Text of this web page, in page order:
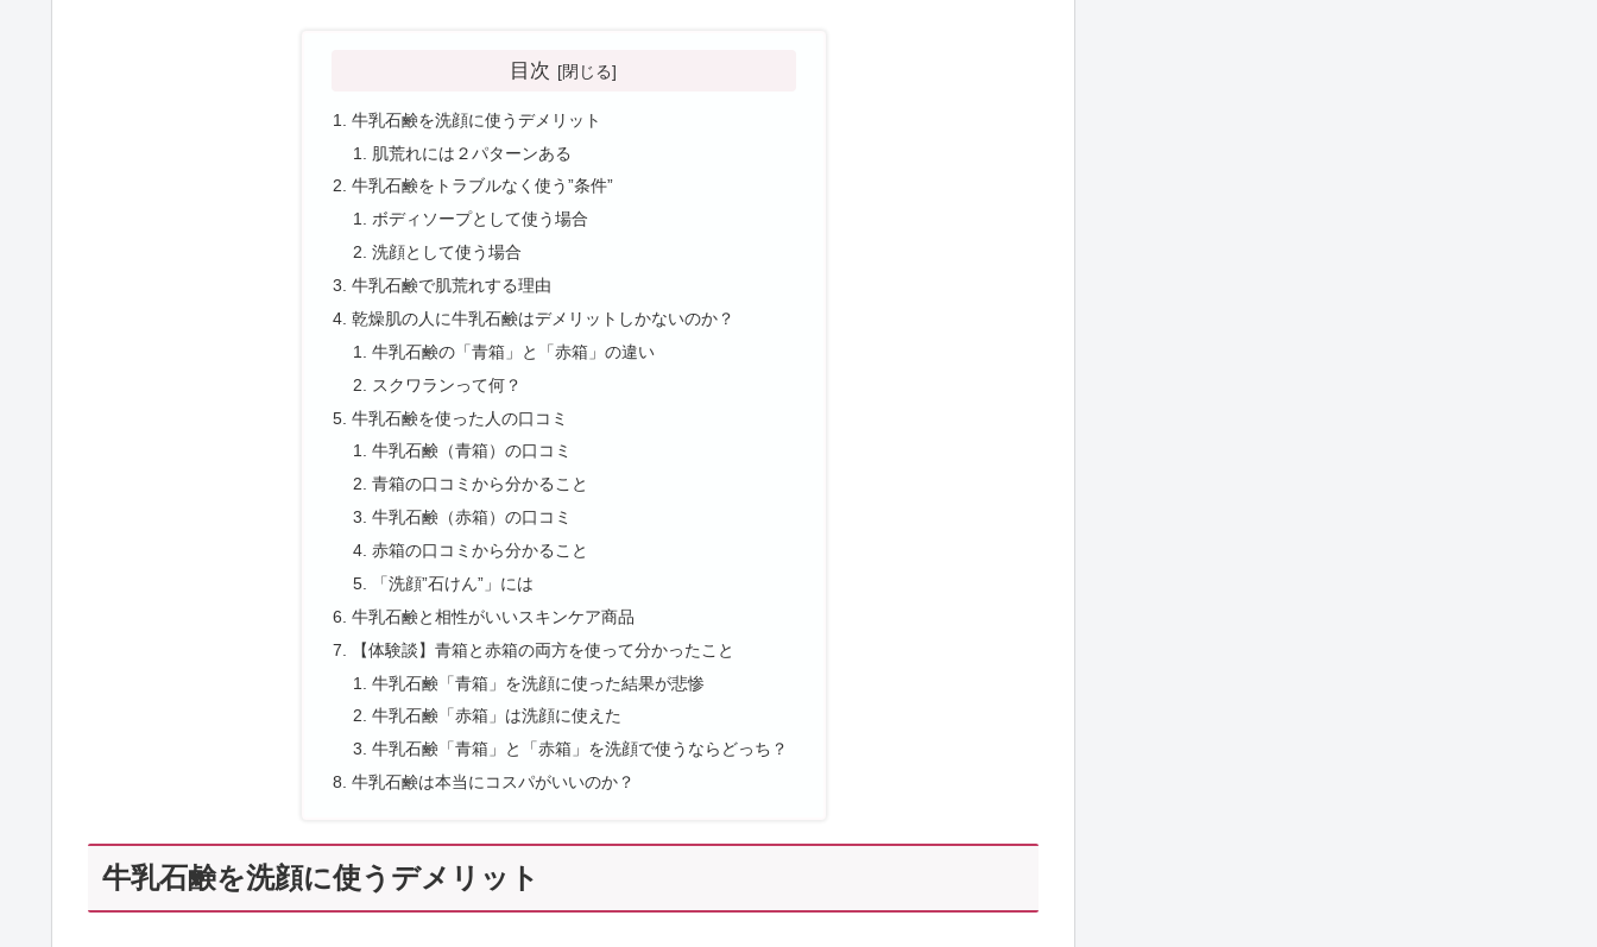
目次
牛乳石鹸を洗顔に使うデメリット
肌荒れには２パターンある
牛乳石鹸をトラブルなく使う”条件”
ボディソープとして使う場合
洗顔として使う場合
牛乳石鹸で肌荒れする理由
乾燥肌の人に牛乳石鹸はデメリットしかないのか？
牛乳石鹸の「青箱」と「赤箱」の違い
スクワランって何？
牛乳石鹸を使った人の口コミ
牛乳石鹸（青箱）の口コミ
青箱の口コミから分かること
牛乳石鹸（赤箱）の口コミ
赤箱の口コミから分かること
「洗顔”石けん”」には
牛乳石鹸と相性がいいスキンケア商品
【体験談】青箱と赤箱の両方を使って分かったこと
牛乳石鹸「青箱」を洗顔に使った結果が悲惨
牛乳石鹸「赤箱」は洗顔に使えた
牛乳石鹸「青箱」と「赤箱」を洗顔で使うならどっち？
牛乳石鹸は本当にコスパがいいのか？
牛乳石鹸を洗顔に使うデメリット